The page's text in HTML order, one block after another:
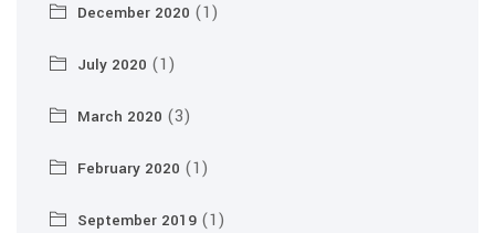
December 2020 (1)
July 2020 (1)
March 2020 (3)
February 2020 (1)
September 2019 (1)